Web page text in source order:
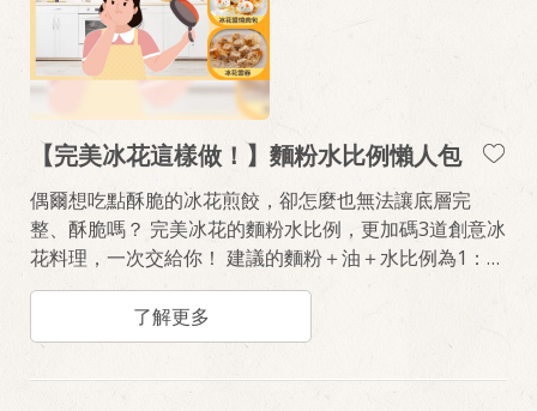
【完美冰花這樣做！】麵粉水比例懶人包
偶爾想吃點酥脆的冰花煎餃，卻怎麼也無法讓底層完
整、酥脆嗎？ 完美冰花的麵粉水比例，更加碼3道創意冰
花料理，一次交給你！ 建議的麵粉＋油＋水比例為1：
1：10，油加或不加都可以唷～ 麵粉使用太白粉、玉米
粉、中低筋麵粉都ok！ 建議使用不沾鍋製作冰花，倒扣
時較容易哦！
了解更多